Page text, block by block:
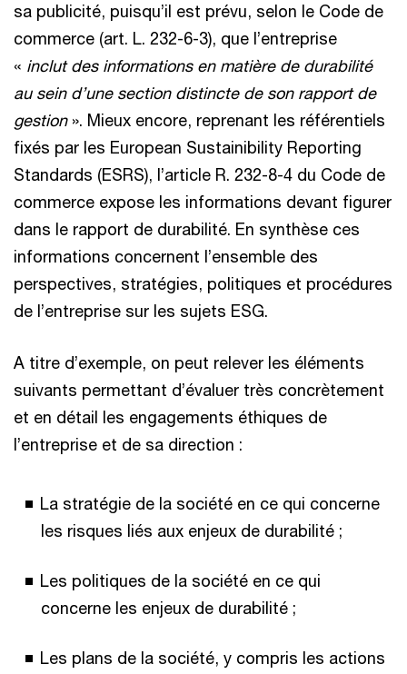
sa publicité, puisqu’il est prévu, selon le Code de
commerce (art. L. 232-6-3), que l’entreprise
« inclut des informations en matière de durabilité
au sein d’une section distincte de son rapport de
gestion ». Mieux encore, reprenant les référentiels
fixés par les European Sustainibility Reporting
Standards (ESRS), l’article R. 232-8-4 du Code de
commerce expose les informations devant figurer
dans le rapport de durabilité. En synthèse ces
informations concernent l’ensemble des
perspectives, stratégies, politiques et procédures
de l’entreprise sur les sujets ESG.
A titre d’exemple, on peut relever les éléments
suivants permettant d’évaluer très concrètement
et en détail les engagements éthiques de
l’entreprise et de sa direction :
La stratégie de la société en ce qui concerne
les risques liés aux enjeux de durabilité ;
Les politiques de la société en ce qui
concerne les enjeux de durabilité ;
Les plans de la société, y compris les actions